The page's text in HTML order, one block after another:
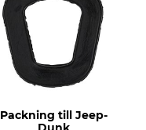
Packning till Jeep-